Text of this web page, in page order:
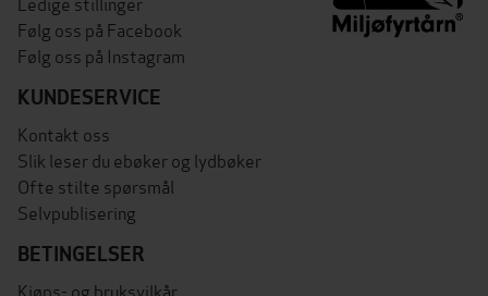
Følg oss på Facebook
Følg oss på Instagram
KUNDESERVICE
Kontakt oss
Slik leser du ebøker og lydbøker
Ofte stilte spørsmål
Selvpublisering
BETINGELSER
Kjøps- og bruksvilkår